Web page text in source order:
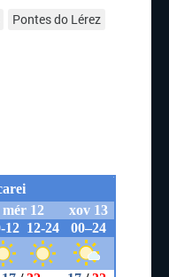
Pontes do Lérez